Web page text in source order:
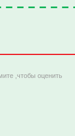
,чтобы оценить